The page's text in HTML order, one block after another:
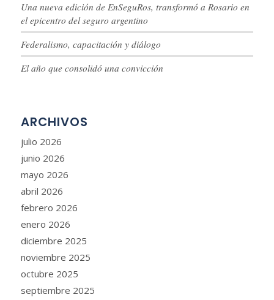
Una nueva edición de EnSeguRos, transformó a Rosario en
el epicentro del seguro argentino
Federalismo, capacitación y diálogo
El año que consolidó una convicción
ARCHIVOS
julio 2026
junio 2026
mayo 2026
abril 2026
febrero 2026
enero 2026
diciembre 2025
noviembre 2025
octubre 2025
septiembre 2025